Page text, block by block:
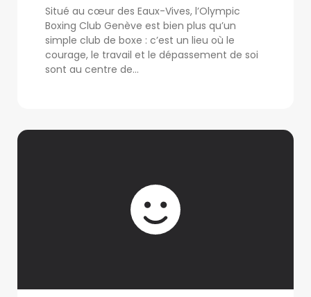
Situé au cœur des Eaux-Vives, l’Olympic
Boxing Club Genève est bien plus qu’un
simple club de boxe : c’est un lieu où le
courage, le travail et le dépassement de soi
sont au centre de...